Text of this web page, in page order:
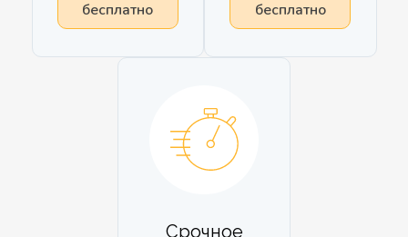
бесплатно
бесплатно
Срочное